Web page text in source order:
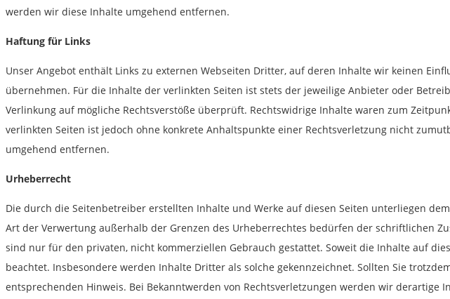
werden wir diese Inhalte umgehend entfernen.
Haftung für Links
Unser Angebot enthält Links zu externen Webseiten Dritter, auf deren Inhalte wir keinen
übernehmen. Für die Inhalte der verlinkten Seiten ist stets der jeweilige Anbieter oder
Verlinkung auf mögliche Rechtsverstöße überprüft. Rechtswidrige Inhalte waren zum
verlinkten Seiten ist jedoch ohne konkrete Anhaltspunkte einer Rechtsverletzung nicht
umgehend entfernen.
Urheberrecht
Die durch die Seitenbetreiber erstellten Inhalte und Werke auf diesen Seiten unterliegen
Art der Verwertung außerhalb der Grenzen des Urheberrechtes bedürfen der schriftlichen
sind nur für den privaten, nicht kommerziellen Gebrauch gestattet. Soweit die Inhalte auf
beachtet. Insbesondere werden Inhalte Dritter als solche gekennzeichnet. Sollten Sie
entsprechenden Hinweis. Bei Bekanntwerden von Rechtsverletzungen werden wir derartige